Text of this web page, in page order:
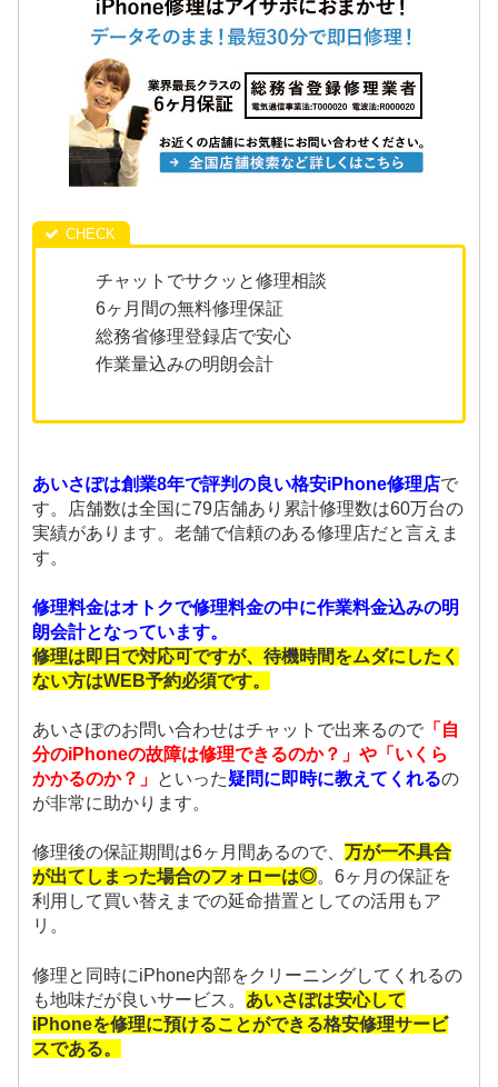
チャットでサクッと修理相談
6ヶ月間の無料修理保証
総務省修理登録店で安心
作業量込みの明朗会計
あいさぽは創業8年で評判の良い格安iPhone修理店で
す。店舗数は全国に79店舗あり累計修理数は60万台の
実績があります。老舗で信頼のある修理店だと言えま
す。
修理料金はオトクで修理料金の中に作業料金込みの明
朗会計となっています。
修理は即日で対応可ですが、待機時間をムダにしたく
ない方はWEB予約必須です。
あいさぽのお問い合わせはチャットで出来るので 「自
分のiPhoneの故障は修理できるのか？」や「いくら
かかるのか？」 といった疑問に即時に教えてくれるの
が非常に助かります。
修理後の保証期間は6ヶ月間あるので、万が一不具合
が出てしまった場合のフォローは◎。6ヶ月の保証を
利用して買い替えまでの延命措置としての活用もア
リ。
修理と同時にiPhone内部をクリーニングしてくれるの
も地味だが良いサービス。 あいさぽは安心して
iPhoneを修理に預けることができる格安修理サービ
スである。